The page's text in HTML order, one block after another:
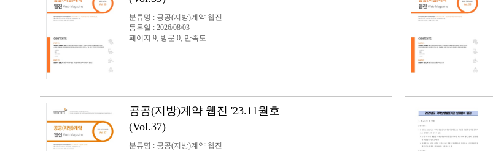
분류명 : 공공(지방)계약 웹진
등록일 : 2026/08/03
페이지:9, 방문:0, 만족도:--
공공(지방)계약 웹진 '23.11월호
(Vol.37)
분류명 : 공공(지방)계약 웹진